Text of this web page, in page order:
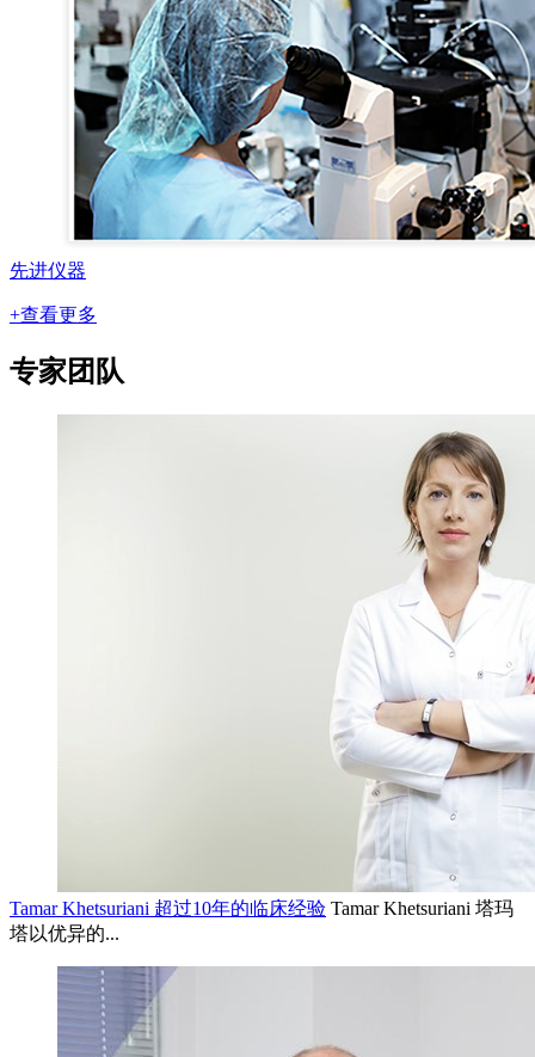
先进仪器
+查看更多
专家团队
Tamar Khetsuriani 超过10年的临床经验 Tamar Khetsuriani 塔玛
塔以优异的...